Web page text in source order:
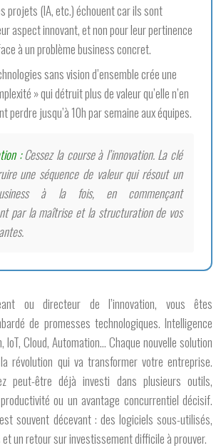
projets (IA, etc.) échouent car ils sont
aspect innovant, et non pour leur pertinence
à un problème business concret.
sans vision d’ensemble crée une
» qui détruit plus de valeur qu’elle n’en
perdre jusqu’à 10h par semaine aux équipes.
:Cessez la course à l’innovation. La clé
une séquence de valeur qui résout un
à la fois, en commençant
par la maîtrise et la structuration de vos
ou directeur de l’innovation, vous êtes
de promesses technologiques. Intelligence
Cloud, Automation… Chaque nouvelle solution
révolution qui va transformer votre entreprise.
peut-être déjà investi dans plusieurs outils,
ou un avantage concurrentiel décisif.
souvent décevant : des logiciels sous-utilisés,
un retour sur investissement difficile à prouver.